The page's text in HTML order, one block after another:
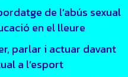
de l’abús sexual
en el lleure
parlar i actuar davant
a l’esport